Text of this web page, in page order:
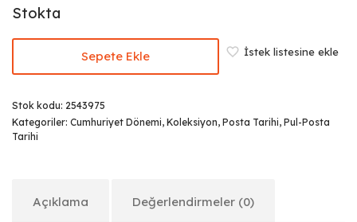
Stokta
Sepete Ekle İstek listesine ekle
Stok kodu: 2543975
Kategoriler: Cumhuriyet Dönemi, Koleksiyon, Posta Tarihi, Pul-Posta
Tarihi
Açıklama Değerlendirmeler (0)